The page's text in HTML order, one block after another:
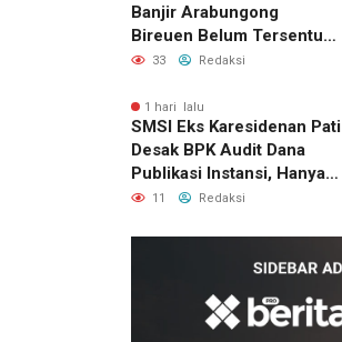
Banjir Arabungong
Bireuen Belum Tersentuh
Bantuan Pascabencana
33 Redaksi
1 hari lalu
SMSI Eks Karesidenan Pati
Desak BPK Audit Dana
Publikasi Instansi, Hanya
untuk Perusahaan Pers
11 Redaksi